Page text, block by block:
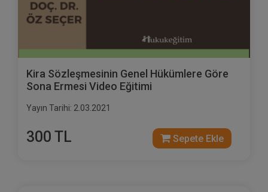
Kira Sözleşmesinin Genel Hükümlere Göre
Sona Ermesi Video Eğitimi
Yayın Tarihi: 2.03.2021
300 TL Sepete Ekle